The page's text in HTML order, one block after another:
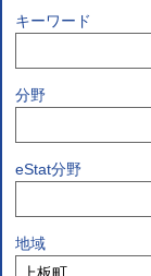
キーワード
分野
eStat分野
地域